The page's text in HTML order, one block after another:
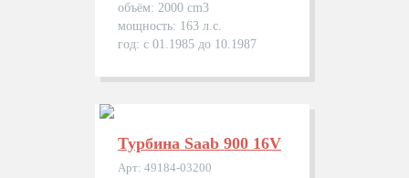
объём: 2000 cm3
мощность: 163 л.с.
год: с 01.1985 до 10.1987
Турбина Saab 900 16V
Арт: 49184-03200